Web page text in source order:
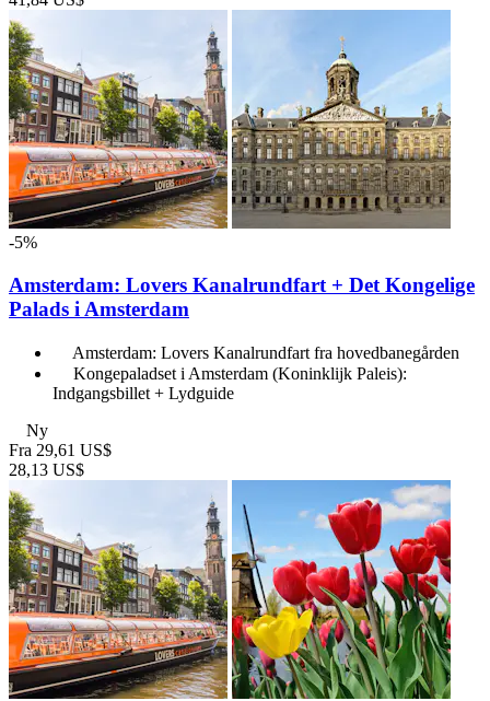
-5%
Amsterdam: Lovers Kanalrundfart + Det Kongelige
Palads i Amsterdam
Amsterdam: Lovers Kanalrundfart fra hovedbanegården
Kongepaladset i Amsterdam (Koninklijk Paleis):
Indgangsbillet + Lydguide
Ny
Fra 29,61 US$
28,13 US$